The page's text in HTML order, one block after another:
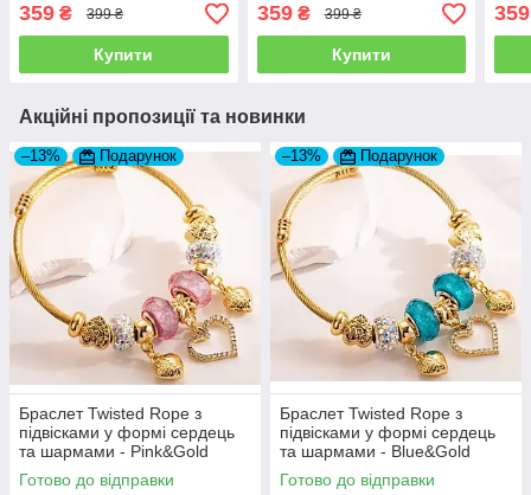
359 ₴ 399 ₴
Купити
359₴ 399 ₴
Купити
359
Акційні пропозиції та новинки
–13% Подарунок
Браслет Twisted Rope з
підвісками у формі сердець
та шармами - Pink&Gold
Готово до відправки
–13% Подарунок
Браслет Twisted Rope з
підвісками у формі сердець
та шармами - Blue&Gold
Готово до відправки